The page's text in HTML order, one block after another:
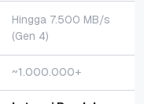
Hingga 7.500 MB/s
(Gen 4)
~1.000.000+